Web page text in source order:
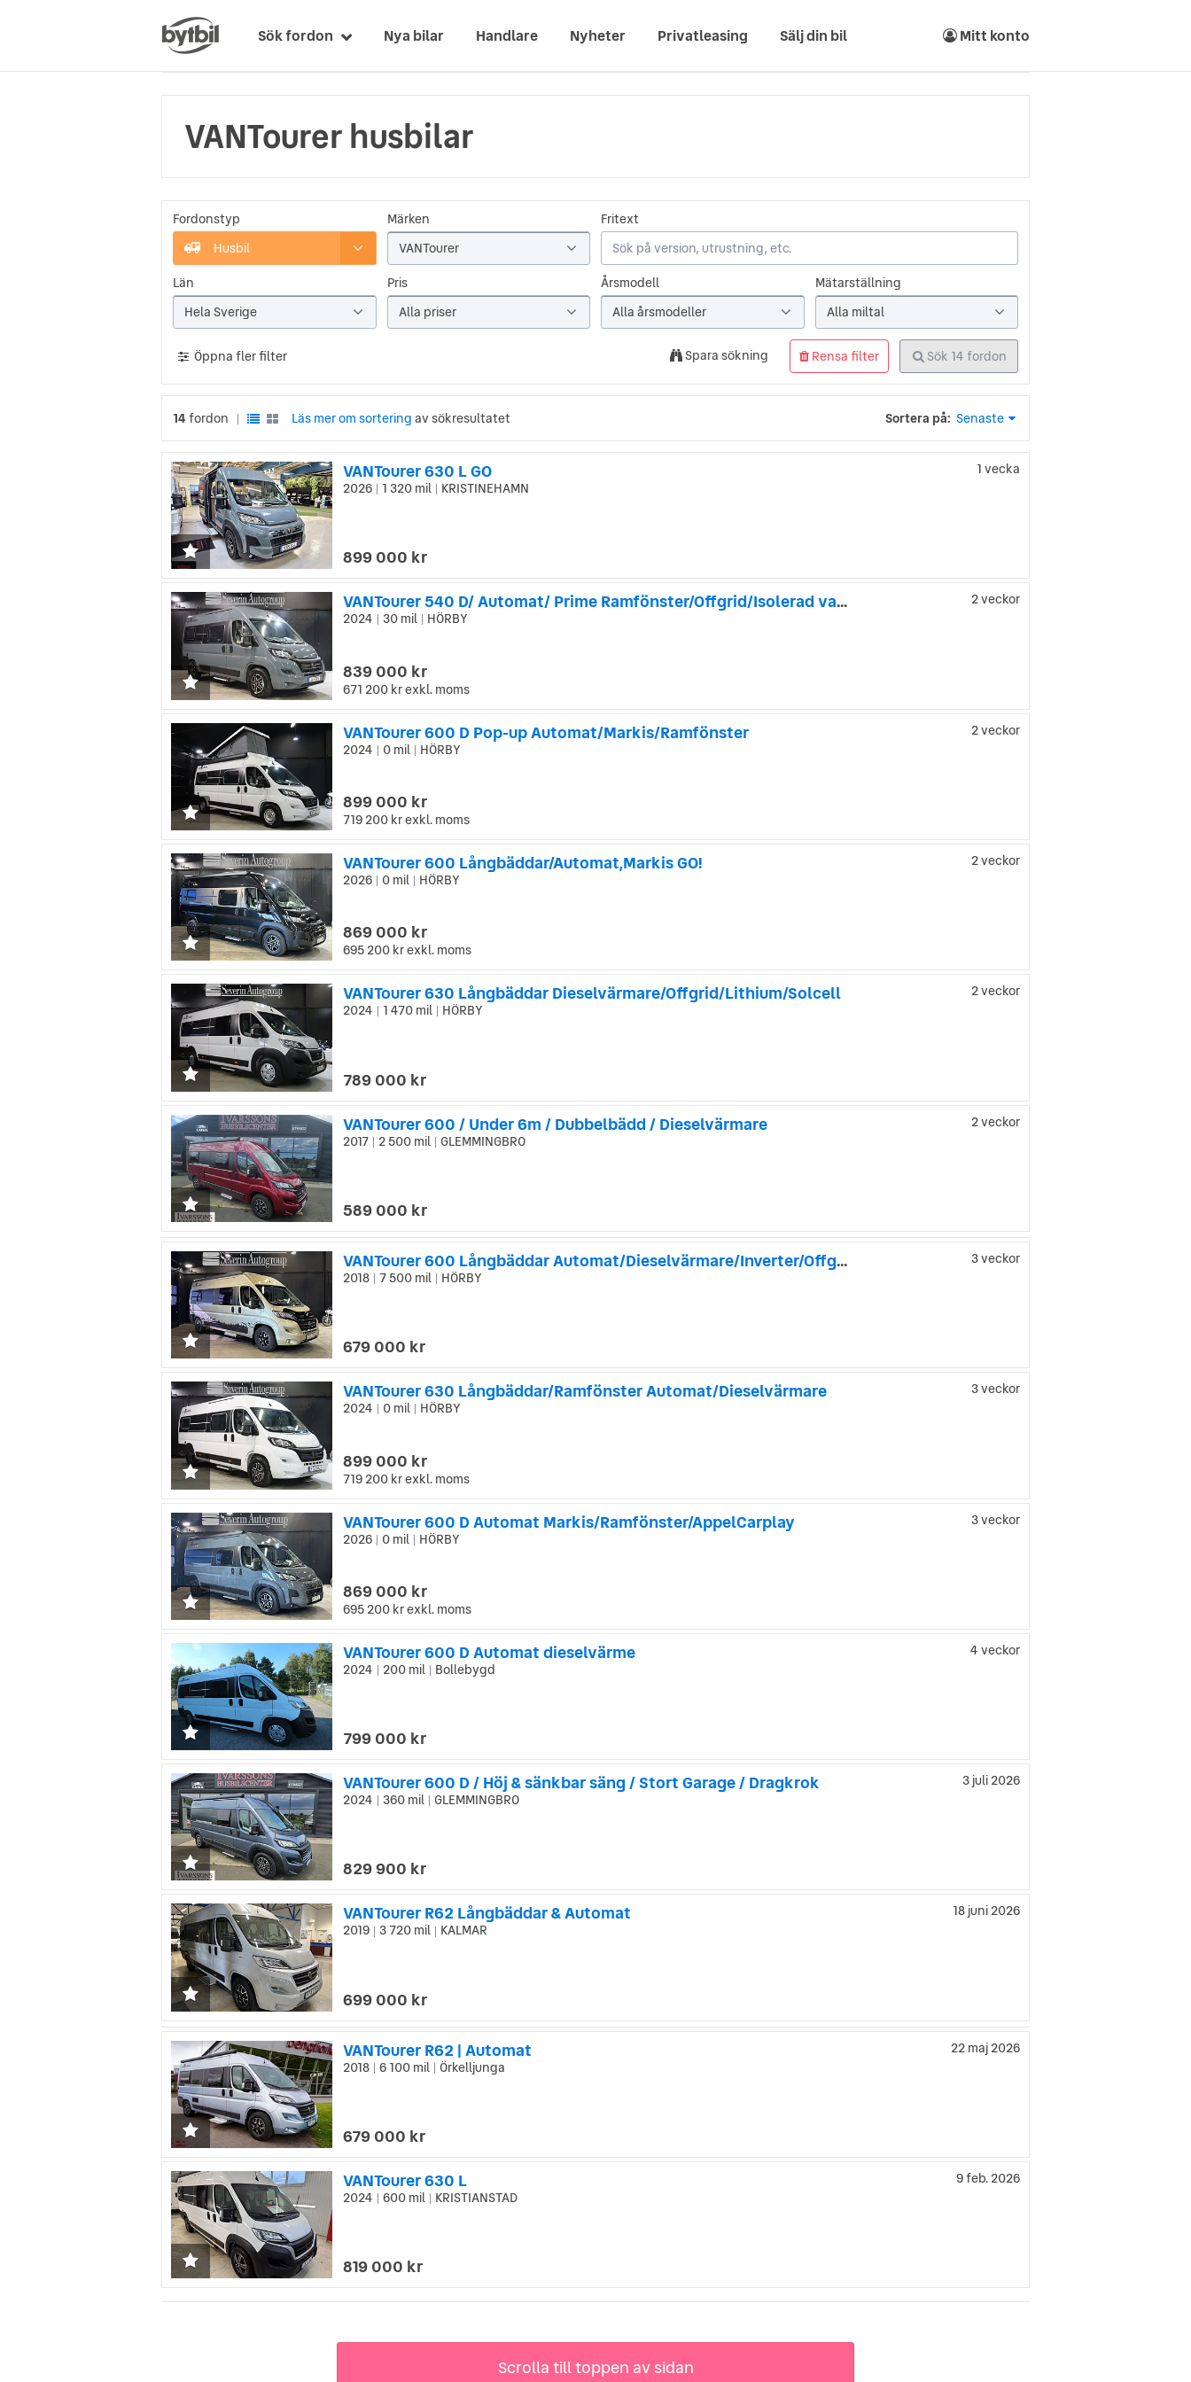
Sök fordon Nya bilar Handlare Nyheter Privatleasing Sälj din bil Mitt konto
VANTourer husbilar
Fordonstyp
Husbil
Märken
VANTourer
Fritext
Län
Hela Sverige
Pris
Alla priser
Årsmodell
Alla årsmodeller
Mätarställning
Alla miltal
Öppna fler filter Spara sökning Rensa filter Sök 14 fordon
14 fordon Läs mer om sortering av sökresultatet Sortera på: Senaste
VANTourer 630 L GO
2026 1 320 mil KRISTINEHAMN
1 vecka
899 000 kr
VANTourer 540 D/ Automat/ Prime Ramfönster/Offgrid/Isolerad vattentank med
2024 30 mil HÖRBY
2 veckor
839 000 kr
671 200 krexkl. moms
VANTourer 600 D Pop-up Automat/Markis/Ramfönster
2024 0 mil HÖRBY
2 veckor
899 000 kr
719 200 krexkl. moms
VANTourer 600 Långbäddar/Automat,Markis GO!
2026 0 mil HÖRBY
2 veckor
869 000 kr
695 200 krexkl. moms
VANTourer 630 Långbäddar Dieselvärmare/Offgrid/Lithium/Solcell
2024 1 470 mil HÖRBY
2 veckor
789 000 kr
VANTourer 600 / Under 6m / Dubbelbädd / Dieselvärmare
2017 2 500 mil GLEMMINGBRO
2 veckor
589 000 kr
VANTourer 600 Långbäddar Automat/Dieselvärmare/Inverter/Offgrid
2018 7 500 mil HÖRBY
3 veckor
679 000 kr
VANTourer 630 Långbäddar/Ramfönster Automat/Dieselvärmare
2024 0 mil HÖRBY
3 veckor
899 000 kr
719 200 krexkl. moms
VANTourer 600 D Automat Markis/Ramfönster/AppelCarplay
2026 0 mil HÖRBY
3 veckor
869 000 kr
695 200 krexkl. moms
VANTourer 600 D Automat dieselvärme
2024 200 mil Bollebygd
4 veckor
799 000 kr
VANTourer 600 D / Höj & sänkbar säng / Stort Garage / Dragkrok
2024 360 mil GLEMMINGBRO
3 juli 2026
829 900 kr
VANTourer R62 Långbäddar & Automat
2019 3 720 mil KALMAR
18 juni 2026
699 000 kr
VANTourer R62 | Automat
2018 6 100 mil Örkelljunga
22 maj 2026
679 000 kr
VANTourer 630 L
2024 600 mil KRISTIANSTAD
9 feb. 2026
819 000 kr
Scrolla till toppen av sidan